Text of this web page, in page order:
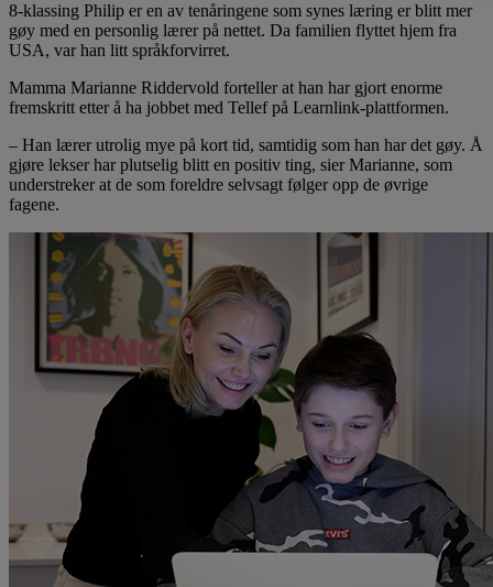
8-klassing Philip er en av tenåringene som synes læring er blitt mer
gøy med en personlig lærer på nettet. Da familien flyttet hjem fra
USA, var han litt språkforvirret.
Mamma Marianne Riddervold forteller at han har gjort enorme
fremskritt etter å ha jobbet med Tellef på Learnlink-plattformen.
– Han lærer utrolig mye på kort tid, samtidig som han har det gøy. Å
gjøre lekser har plutselig blitt en positiv ting, sier Marianne, som
understreker at de som foreldre selvsagt følger opp de øvrige
fagene.